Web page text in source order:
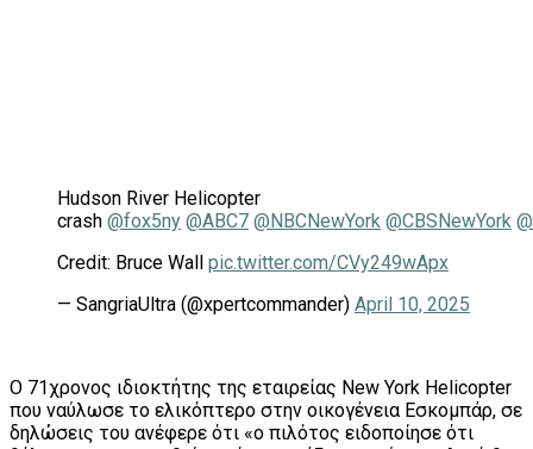
Hudson River Helicopter
crash @fox5ny @ABC7 @NBCNewYork @CBSNewYork
Credit: Bruce Wall pic.twitter.com/CVy249wApx
— SangriaUltra (@xpertcommander) April 10, 2025
Ο 71χρονος ιδιοκτήτης της εταιρείας New York Helicopter
που ναύλωσε το ελικόπτερο στην οικογένεια Εσκομπάρ, σε
δηλώσεις του ανέφερε ότι «ο πιλότος ειδοποίησε ότι